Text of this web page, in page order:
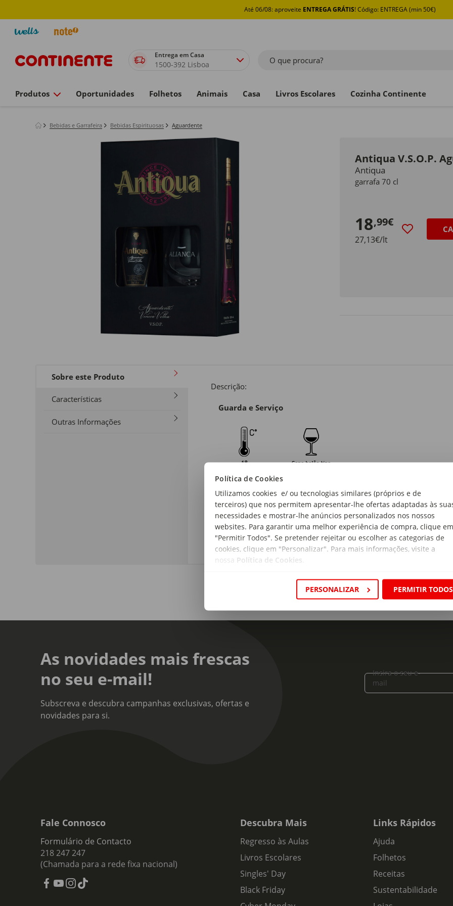
Política de Cookies
Utilizamos cookies e/ ou tecnologias similares (próprios e de
terceiros) que nos permitem apresentar-lhe ofertas adaptadas às
necessidades e mostrar-lhe anúncios personalizados nos nossos
websites. Para garantir uma melhor experiência de compra, clique em
"Permitir Todos". Se pretender rejeitar ou escolher as categorias de
cookies, clique em "Personalizar". Para mais informações, visite a
nossa Política de Cookies
PERSONALIZAR PERMITIR TODOS
Até 06/08: aproveite ENTREGA GRÁTIS! Código: ENTREGA (min 50€)
Entrega em Casa
1500-392 Lisboa O que procura?
Produtos Oportunidades Folhetos Animais Casa Livros Escolares Cozinha Continente
Bebidas e Garrafeira Bebidas Espirituosas Aguardente
Antiqua V.S.O.P.
Antiqua
garrafa 70 cl
18,99€
27,13€/lt
Sobre este Produto
Características
Outras Informações
Descrição:
Guarda e Serviço
Origem:
Portugal
Tipo de produto:
Aguardente Velha
As novidades mais frescas
no seu e-mail!
Subscreva e descubra campanhas exclusivas, ofertas e
novidades para si.
Insira o seu e-
mail
Fale Connosco
Formulário de Contacto
218 247 247
(Chamada para a rede fixa nacional)
Descubra Mais
Regresso às Aulas
Livros Escolares
Singles' Day
Black Friday
Links Rápidos
Ajuda
Folhetos
Receitas
Sustentabilidade